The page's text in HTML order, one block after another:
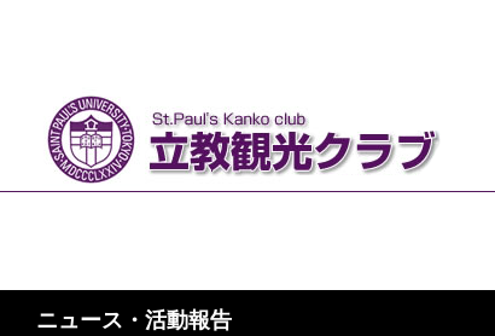
ニュース・活動報告